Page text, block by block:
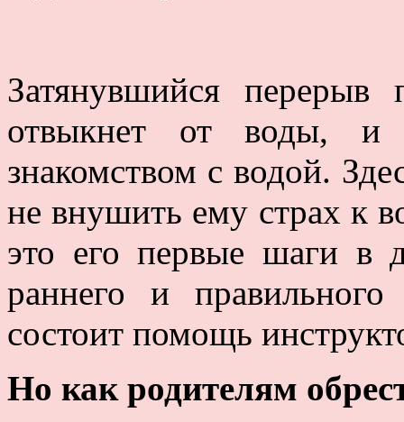
Затянувшийся
отвыкнет от воды, и
знакомством с водой.
не внушить ему страх к
это его первые шаги в
раннего и
состоит помощь
Но как родителям